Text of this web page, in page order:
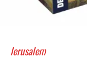
Ierusalem